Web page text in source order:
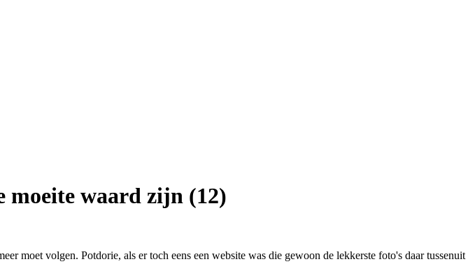
moeite waard zijn (12)
moet volgen. Potdorie, als er toch eens een website was die gewoon de lekkerste foto's daar tussenuit